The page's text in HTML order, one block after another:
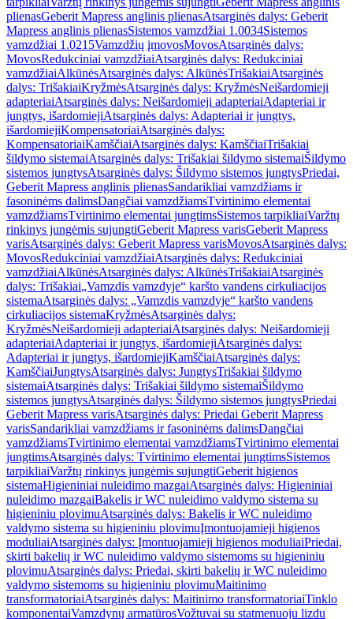
plienasGeberit Mapress anglinis plienasAtsarginės dalys: Geberit
Mapress anglinis plienasSistemos vamzdžiai 1.0034Sistemos
vamzdžiai 1.0215Vamzdžių įmovosMovosAtsarginės dalys:
MovosRedukciniai vamzdžiaiAtsarginės dalys: Redukciniai
vamzdžiaiAlkūnėsAtsarginės dalys: AlkūnėsTrišakiaiAtsarginės
dalys: TrišakiaiKryžmėsAtsarginės dalys: KryžmėsNeišardomieji
adapteriaiAtsarginės dalys: Neišardomieji adapteriaiAdapteriai ir
jungtys, išardomiejiAtsarginės dalys: Adapteriai ir jungtys,
išardomiejiKompensatoriaiAtsarginės dalys:
KompensatoriaiKamščiaiAtsarginės dalys: KamščiaiTrišakiai
šildymo sistemaiAtsarginės dalys: Trišakiai šildymo sistemaiŠildymo
sistemos jungtysAtsarginės dalys: Šildymo sistemos jungtysPriedai,
Geberit Mapress anglinis plienasSandarikliai vamzdžiams ir
fasoninėms dalimsDangčiai vamzdžiamsTvirtinimo elementai
vamzdžiamsTvirtinimo elementai jungtimsSistemos tarpikliaiVaržtų
rinkinys jungėmis sujungtiGeberit Mapress varisGeberit Mapress
varisAtsarginės dalys: Geberit Mapress varisMovosAtsarginės dalys:
MovosRedukciniai vamzdžiaiAtsarginės dalys: Redukciniai
vamzdžiaiAlkūnėsAtsarginės dalys: AlkūnėsTrišakiaiAtsarginės
dalys: Trišakiai„Vamzdis vamzdyje“ karšto vandens cirkuliacijos
sistemaAtsarginės dalys: „Vamzdis vamzdyje“ karšto vandens
cirkuliacijos sistemaKryžmėsAtsarginės dalys:
KryžmėsNeišardomieji adapteriaiAtsarginės dalys: Neišardomieji
adapteriaiAdapteriai ir jungtys, išardomiejiAtsarginės dalys:
Adapteriai ir jungtys, išardomiejiKamščiaiAtsarginės dalys:
KamščiaiJungtysAtsarginės dalys: JungtysTrišakiai šildymo
sistemaiAtsarginės dalys: Trišakiai šildymo sistemaiŠildymo
sistemos jungtysAtsarginės dalys: Šildymo sistemos jungtysPriedai
Geberit Mapress varisAtsarginės dalys: Priedai Geberit Mapress
varisSandarikliai vamzdžiams ir fasoninėms dalimsDangčiai
vamzdžiamsTvirtinimo elementai vamzdžiamsTvirtinimo elementai
jungtimsAtsarginės dalys: Tvirtinimo elementai jungtimsSistemos
tarpikliaiVaržtų rinkinys jungėmis sujungtiGeberit higienos
sistemaHigieniniai nuleidimo mazgaiAtsarginės dalys: Higieniniai
nuleidimo mazgaiBakelis ir WC nuleidimo valdymo sistema su
higieniniu plovimuAtsarginės dalys: Bakelis ir WC nuleidimo
valdymo sistema su higieniniu plovimuĮmontuojamieji higienos
moduliaiAtsarginės dalys: Įmontuojamieji higienos moduliaiPriedai,
skirti bakelių ir WC nuleidimo valdymo sistemoms su higieniniu
plovimuAtsarginės dalys: Priedai, skirti bakelių ir WC nuleidimo
valdymo sistemoms su higieniniu plovimuMaitinimo
transformatoriaiAtsarginės dalys: Maitinimo transformatoriaiTinklo
komponentaiVamzdynų armatūrosVožtuvai su statmenuoju lizdu